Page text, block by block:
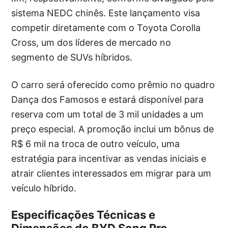
sistema NEDC chinês. Este lançamento visa
competir diretamente com o Toyota Corolla
Cross, um dos líderes de mercado no
segmento de SUVs híbridos.
O carro será oferecido como prêmio no quadro
Dança dos Famosos e estará disponível para
reserva com um total de 3 mil unidades a um
preço especial. A promoção inclui um bônus de
R$ 6 mil na troca de outro veículo, uma
estratégia para incentivar as vendas iniciais e
atrair clientes interessados em migrar para um
veículo híbrido.
Especificações Técnicas e